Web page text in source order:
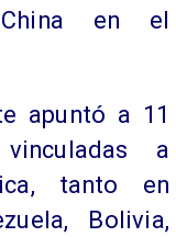
en el
apuntó a 11
a
tanto en
Bolivia,